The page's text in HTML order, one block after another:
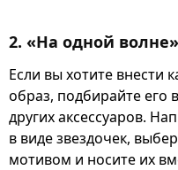
2. «На одной волне»
Если вы хотите внести
образ, подбирайте его
других аксессуаров.
в виде звездочек,
мотивом и носите их